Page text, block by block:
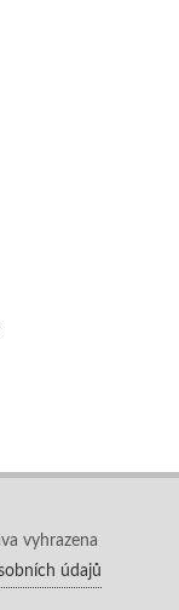
vyhrazena
údajů